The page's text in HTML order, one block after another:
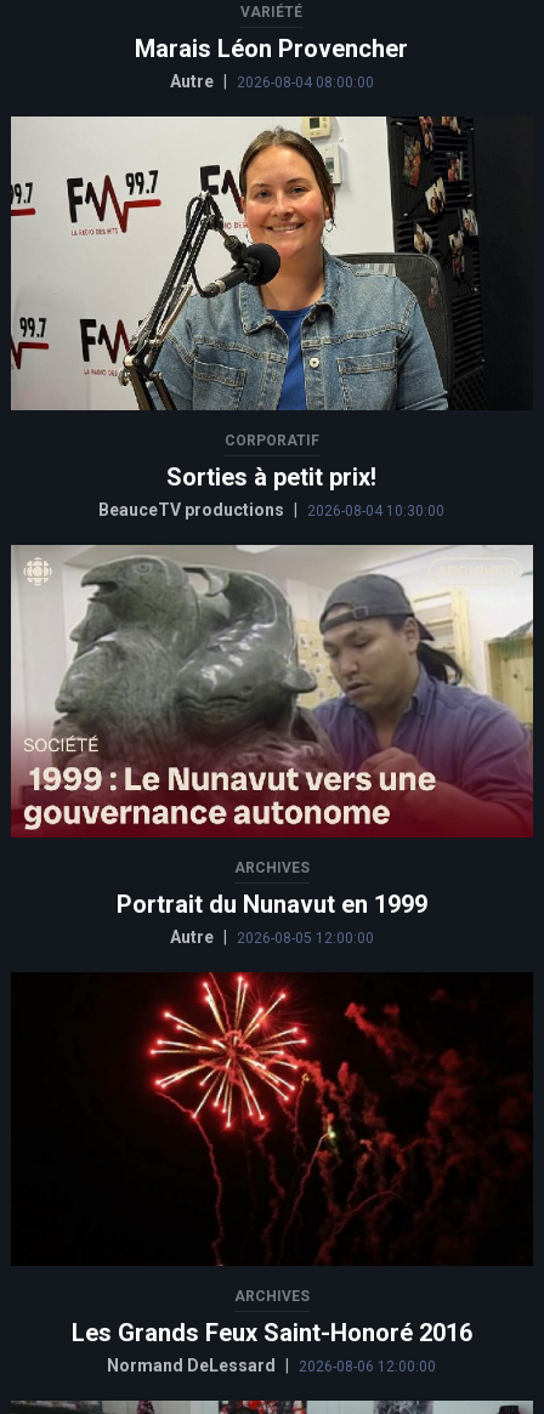
VARIÉTÉ
Marais Léon Provencher
Autre 2026-08-04 08:00:00
CORPORATIF
Sorties à petit prix!
BeauceTV productions | 2026-08-04 10:30:00
ARCHIVES
Portrait du Nunavut en 1999
Autre 2026-08-05 12:00:00
ARCHIVES
Les Grands Feux Saint-Honoré 2016
Normand DeLessard 2026-08-06 12:00:00